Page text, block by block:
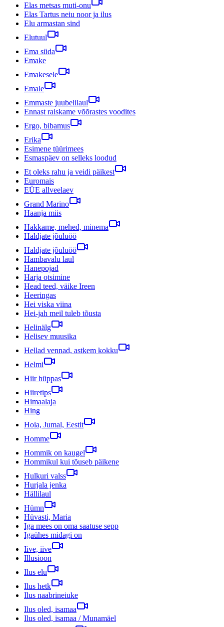
Elas metsas muti-onu
Elas Tartus neiu noor ja ilus
Elu armastan sind
Elutuul
Ema süda
Emake
Emakesele
Emale
Emmaste juubelilaul
Ennast raiskame võõrastes voodites
Ergo, bibamus
Erika
Esimene tüürimees
Esmaspäev on selleks loodud
Et oleks rahu ja veidi päikest
Euromais
EÜE allveelaev
Grand Marino
Haanja miis
Hakkame, mehed, minema
Haldjate jõuluöö
Haldjate jõuluöö
Hambavalu laul
Hanepojad
Harja otsimine
Head teed, väike Ireen
Heeringas
Hei viska viina
Hei-jah meil tuleb tõusta
Helinälg
Helisev muusika
Hellad vennad, astkem kokku
Helmi
Hiir hüppas
Hiiretips
Himaalaja
Hing
Hoia, Jumal, Eestit
Homme
Hommik on kaugel
Hommikul kui tõuseb päikene
Hulkuri valss
Hurjala jenka
Hällilaul
Hümn
Hüvasti, Maria
Iga mees on oma saatuse sepp
Igaühes midagi on
Iive, iive
Illusioon
Ilus elu
Ilus hetk
Ilus naabrineiuke
Ilus oled, isamaa
Ilus oled, isamaa / Munamäel